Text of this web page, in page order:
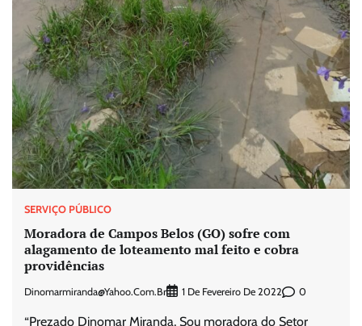
SERVIÇO PÚBLICO
Moradora de Campos Belos (GO) sofre com
alagamento de loteamento mal feito e cobra
providências
Dinomarmiranda@yahoo.com.br 1 De Fevereiro De 2022 0
“Prezado Dinomar Miranda, Sou moradora do Setor